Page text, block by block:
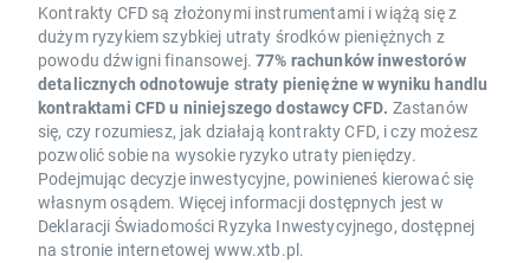
Kontrakty CFD są złożonymi instrumentami i wiążą się z
dużym ryzykiem szybkiej utraty środków pieniężnych z
powodu dźwigni finansowej. 77% rachunków inwestorów
detalicznych odnotowuje straty pieniężne w wyniku handlu
kontraktami CFD u niniejszego dostawcy CFD. Zastanów
się, czy rozumiesz, jak działają kontrakty CFD, i czy możesz
pozwolić sobie na wysokie ryzyko utraty pieniędzy.
Podejmując decyzje inwestycyjne, powinieneś kierować się
własnym osądem. Więcej informacji dostępnych jest w
Deklaracji Świadomości Ryzyka Inwestycyjnego, dostępnej
na stronie internetowej www.xtb.pl.